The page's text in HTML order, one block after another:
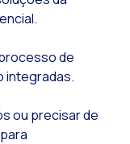
de
integradas.
ou precisar de